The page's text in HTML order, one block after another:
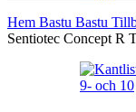
Hem Bastu Bastu
Sentiotec Concept R